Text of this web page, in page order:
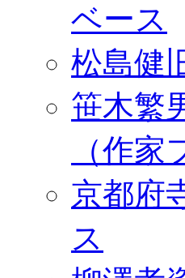
ベース
松島健
笹木繁
（作家
京都府
ス